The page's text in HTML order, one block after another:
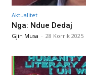
Aktualitet
Nga: Ndue Dedaj
Gjin Musa - 28 Korrik 2025